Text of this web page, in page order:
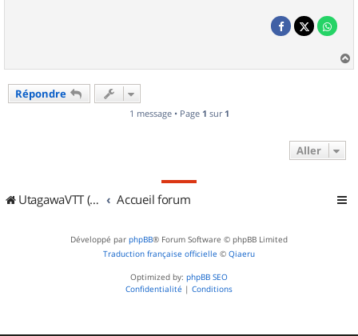
a
Répondre
1 message • Page 1 sur 1
Aller
UtagawaVTT (Randos VTT et VTTAE avec traces GPS) Accueil forum
Développé par phpBB® Forum Software © phpBB Limited
Traduction française officielle © Qiaeru
Optimized by: phpBB SEO
Confidentialité | Conditions